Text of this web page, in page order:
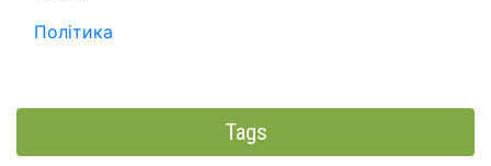
Політика
Tags